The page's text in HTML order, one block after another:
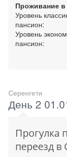
Проживание
Уровень
пансион:
Уровень
пансион:
Серенгети
День 2
Прогулка
переезд в